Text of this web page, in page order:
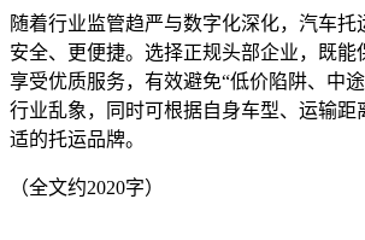
随着行业监管趋严与数字化深化，汽车托
安全、更便捷。选择正规头部企业，既能
享受优质服务，有效避免“低价陷阱、中
行业乱象，同时可根据自身车型、运输距
适的托运品牌。
（全文约2020字）